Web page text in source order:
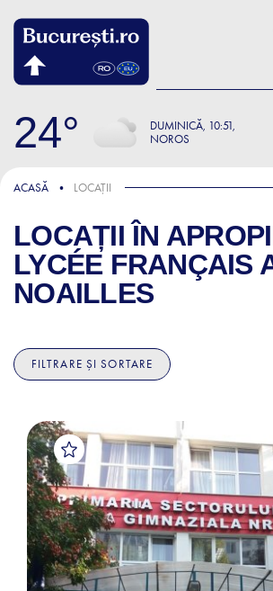
24 DUMINICĂ 10:51
NOROS
ACASĂ LOCAȚII
LOCAȚII ÎN
LYCÉE FRANÇAIS
NOAILLES
FILTRARE ȘI SORTARE